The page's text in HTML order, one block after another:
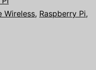
PI
Wireless, Raspberry Pi,